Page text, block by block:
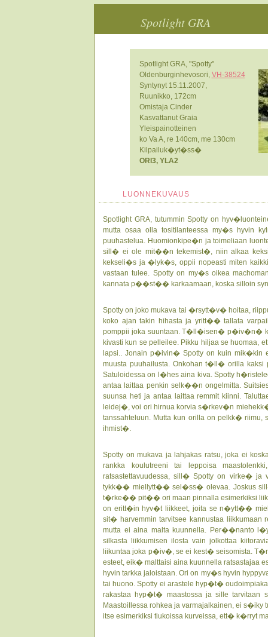
Spotlight GRA
Spotlight GRA, "Spotty"
Oldenburginhevosori, VH-38524
Syntynyt 15.11.2007,
Ruunikko, 172cm
Omistaja Cinder
Kasvattanut Graia
Yleispainotteinen
ko Va A, re 140cm, me 130cm
Kilpailuk�yt�ss�
ORI3, YLA2
LUONNEKUVAUS
Spotlight GRA, tutummin Spotty on
mutta osaa olla tositilanteessa my�s hyvin
puuhastelua. Huomionkipe�n ja toimeliaan
sill� ei ole mit��n tekemist�, niin alkaa
kekseli�s ja �lyk�s, oppii nopeasti miten
vastaan tulee. Spotty on my�s oikea
kannata p��st�� karkaamaan, koska silloin
Spotty on joko mukava tai �rsytt�v� hoitaa,
koko ajan takin hihasta ja yritt�� tallata
pomppii joka suuntaan. T�ll�isen� p�iv�n�
kivasti kun se pelleilee. Pikku hiljaa se huomaa,
lapsi.. Jonain p�ivin� Spotty on kuin mik�kin
muusta puuhailusta. Onkohan t�ll� orilla
Satuloidessa on l�hes aina kiva. Spotty
antaa laittaa penkin selk��n ongelmitta.
suunsa heti ja antaa laittaa remmit kiinni.
leidej�, voi ori hirnua korvia s�rkev�n
tanssahteluun. Mutta kun orilla on pelkk�
ihmist�.
Spotty on mukava ja lahjakas ratsu, joka ei
rankka koulutreeni tai leppoisa
ratsastettavuudessa, sill� Spotty on virke�
tykk�� miellytt�� sel�ss� olevaa. Joskus
t�rke�� pit�� ori maan pinnalla esimerkiksi
on eritt�in hyv�t liikkeet, joita se n�ytt��
sit� harvemmin tarvitsee kannustaa liikkumaan
mutta ei aina malta kuunnella. Per��nanto
silkasta liikkumisen ilosta vain jolkottaa
liikuntaa joka p�iv�, se ei kest� seisomista.
esteet, eik� malttaisi aina kuunnella
hyvin tarkka jaloistaan. Ori on my�s hyvin
tai huono. Spotty ei arastele hyp�t�
rakastaa hyp�t� maastossa ja sille tarvitaan
Maastoillessa rohkea ja varmajalkainen, ei s�iky
itse esimerkiksi tiukoissa kurveissa, ett� k�rryt